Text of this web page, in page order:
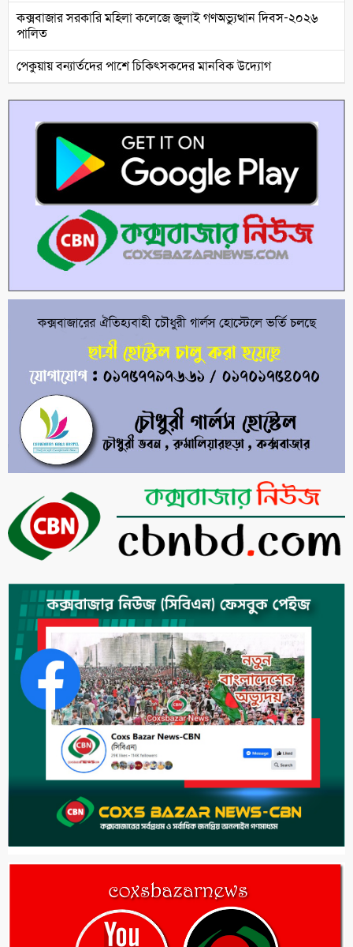
কক্সবাজার সরকারি মহিলা কলেজে জুলাই গণঅভ্যুত্থান দিবস-২০২৬
পালিত
পেকুয়ায় বন্যার্তদের পাশে চিকিৎসকদের মানবিক উদ্যোগ